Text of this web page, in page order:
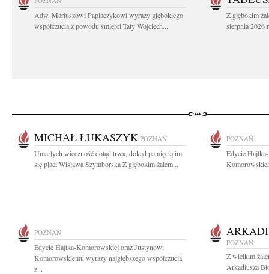
Adw. Mariuszowi Paplaczykowi wyrazy głębokiego
współczucia z powodu śmierci Taty Wojciech...
Z głębokim
sierpnia 2026
MICHAŁ ŁUKASZYK POZNAŃ
Umarłych wieczność dotąd trwa, dokąd pamięcią im
się płaci Wisława Szymborska Z głębokim żalem...
POZNAŃ
Edycie
POZNAŃ
Edycie Hajtka-Komorowskiej oraz Justynowi
Komorowskiemu wyrazy najgłębszego współczucia
z...
POZNAŃ
Z wielkim
Arkadiusza